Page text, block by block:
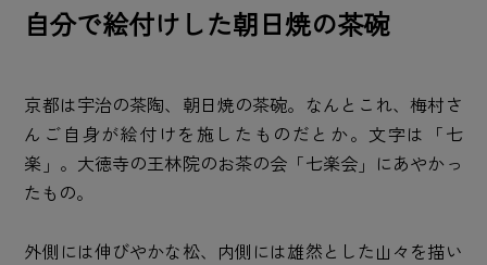
自分で絵付けした朝日焼の茶碗
京都は宇治の茶陶、朝日焼の茶碗。なんとこれ、梅村さ
んご自身が絵付けを施したものだとか。文字は「七
楽」。大徳寺の王林院のお茶の会「七楽会」にあやかっ
たもの。
外側には伸びやかな松、内側には雄然とした山々を描い